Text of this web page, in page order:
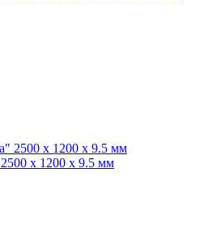
х 1200 х 9.5 мм